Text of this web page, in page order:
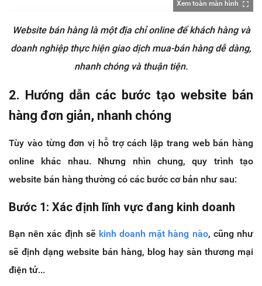
Xem toàn màn hình
Website bán hàng là một địa chỉ online để khách hàng và
doanh nghiệp thực hiện giao dịch mua-bán hàng dễ dàng,
nhanh chóng và thuận tiện.
2. Hướng dẫn các bước tạo website bán
hàng đơn giản, nhanh chóng
Tùy vào từng đơn vị hỗ trợ cách lập trang web bán hàng
online khác nhau. Nhưng nhìn chung, quy trình tạo
website bán hàng thường có các bước cơ bản như sau:
Bước 1: Xác định lĩnh vực đang kinh doanh
Bạn nên xác định sẽ kinh doanh mặt hàng nào, cũng như
sẽ định dạng website bán hàng, blog hay sàn thương mại
điện tử...